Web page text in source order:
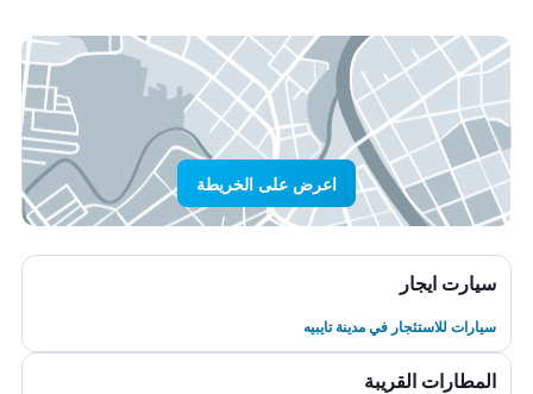
اعرض على الخريطة
سيارت ايجار
سيارات للاستئجار في مدينة تايبيه
المطارات القريبة